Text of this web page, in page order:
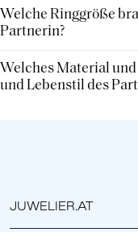
Welche Ringgröße
Partnerin?
Welches Material
und Lebenstil des
JUWELIER.AT